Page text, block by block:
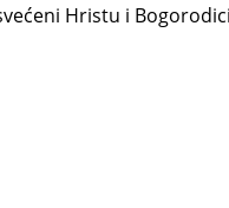
Hristu i